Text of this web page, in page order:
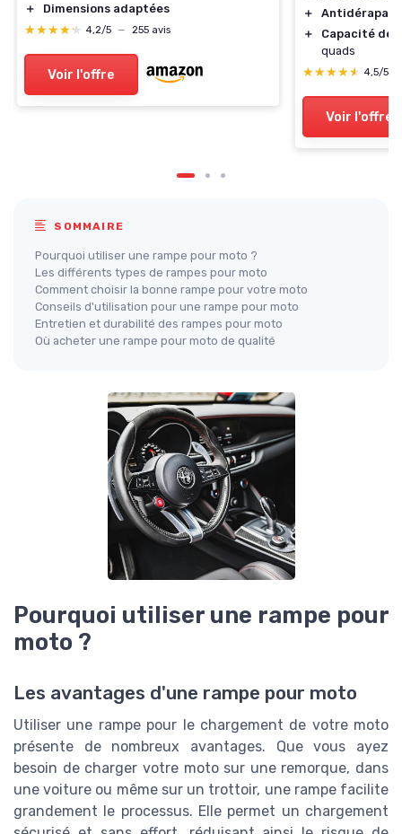
＋
Dimensions adaptées
★★★★★
★★★★★ 4,2/5 — 255 avis
Voir l'offre
＋
＋
Capacité de
quads
★★★★★
★★★★★ 4,5/5
Voir l'offre
SOMMAIRE
Pourquoi utiliser une rampe pour moto ?
Les différents types de rampes pour moto
Comment choisir la bonne rampe pour votre moto
Conseils d'utilisation pour une rampe pour moto
Entretien et durabilité des rampes pour moto
Où acheter une rampe pour moto de qualité
Pourquoi utiliser une rampe pour
moto ?
Les avantages d'une rampe pour moto
Utiliser une rampe pour le chargement de votre moto
présente de nombreux avantages. Que vous ayez
besoin de charger votre moto sur une remorque, dans
une voiture ou même sur un trottoir, une rampe facilite
grandement le processus. Elle permet un chargement